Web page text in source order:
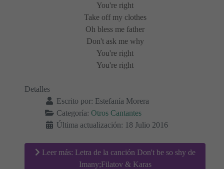
You're right
Take off my clothes
Oh bless me father
Don't ask me why
You're right
You're right
Detalles
Escrito por: Estefanía Morera
Categoría: Otros Cantantes
Última actualización: 18 Julio 2016
Leer más: Letra de la canción Don't be so shy de
Imany;Filatov & Karas